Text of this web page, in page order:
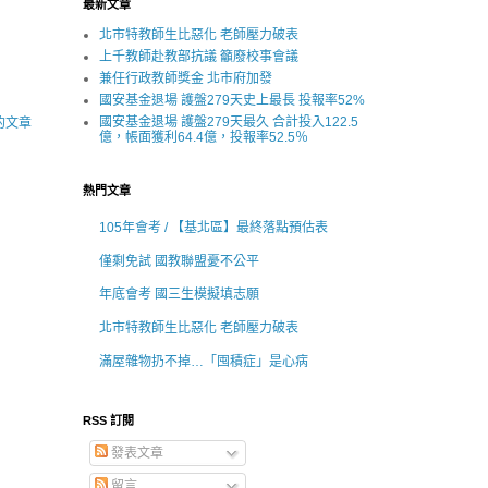
文章
最新文章
北市特教師生比惡化 老師壓力破表
上千教師赴教部抗議 籲廢校事會議
兼任行政教師獎金 北市府加發
國安基金退場 護盤279天史上最長 投報率52%
國安基金退場 護盤279天最久 合計投入122.5
億，帳面獲利64.4億，投報率52.5％
熱門文章
105年會考 / 【基北區】最終落點預估表
僅剩免試 國教聯盟憂不公平
年底會考 國三生模擬填志願
北市特教師生比惡化 老師壓力破表
滿屋雜物扔不掉…「囤積症」是心病
RSS 訂閱
發表文章